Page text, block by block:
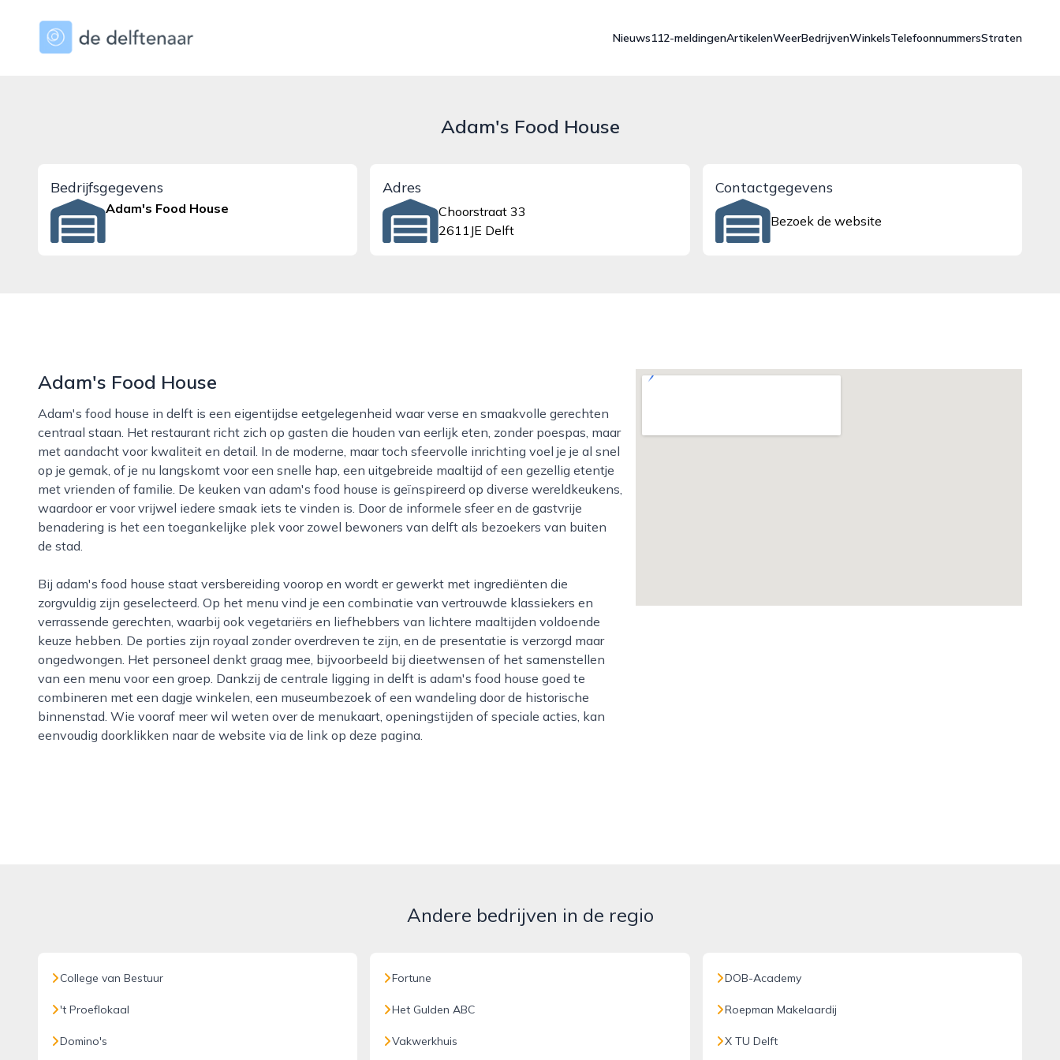
dedelftenaar.nl
Nieuws112-meldingenArtikelenWeerBedrijvenWinkelsTelefoonnummersStraten
Adam's Food House
Bedrijfsgegevens
Adam's Food House
Adres
Choorstraat 33
2611JE Delft
Contactgegevens
Bezoek de website
Adam's Food House
Adam's food house in delft is een eigentijdse eetgelegenheid waar verse en smaakvolle gerechten
centraal staan. Het restaurant richt zich op gasten die houden van eerlijk eten, zonder poespas, maar
met aandacht voor kwaliteit en detail. In de moderne, maar toch sfeervolle inrichting voel je je al snel
op je gemak, of je nu langskomt voor een snelle hap, een uitgebreide maaltijd of een gezellig etentje
met vrienden of familie. De keuken van adam's food house is geïnspireerd op diverse wereldkeukens,
waardoor er voor vrijwel iedere smaak iets te vinden is. Door de informele sfeer en de gastvrije
benadering is het een toegankelijke plek voor zowel bewoners van delft als bezoekers van buiten
de stad.
Bij adam's food house staat versbereiding voorop en wordt er gewerkt met ingrediënten die
zorgvuldig zijn geselecteerd. Op het menu vind je een combinatie van vertrouwde klassiekers en
verrassende gerechten, waarbij ook vegetariërs en liefhebbers van lichtere maaltijden voldoende
keuze hebben. De porties zijn royaal zonder overdreven te zijn, en de presentatie is verzorgd maar
ongedwongen. Het personeel denkt graag mee, bijvoorbeeld bij dieetwensen of het samenstellen
van een menu voor een groep. Dankzij de centrale ligging in delft is adam's food house goed te
combineren met een dagje winkelen, een museumbezoek of een wandeling door de historische
binnenstad. Wie vooraf meer wil weten over de menukaart, openingstijden of speciale acties, kan
eenvoudig doorklikken naar de website via de link op deze pagina.
Andere bedrijven in de regio
College van Bestuur
't Proeflokaal
Domino's
Fortune
Het Gulden ABC
Vakwerkhuis
DOB-Academy
Roepman Makelaardij
X TU Delft